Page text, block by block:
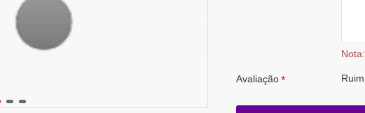
Nota:
Avaliação Ruim